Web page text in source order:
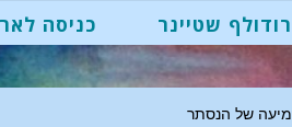
שטיינר כניסה
של הנסתר